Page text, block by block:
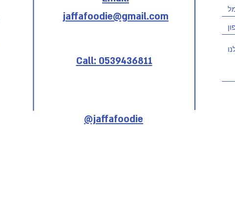
Call: 0539436811
jaffafoodie@gmail.com
@jaffafoodie